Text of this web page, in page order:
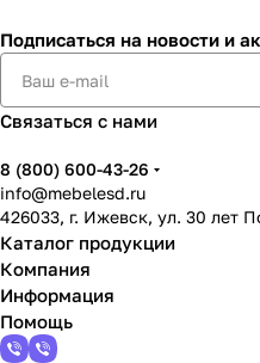
Подписаться на новости и
Связаться с нами
8 (800) 600-43-26
info@mebelesd.ru
426033, г. Ижевск, ул. 30 лет
Каталог продукции
Компания
Информация
Помощь